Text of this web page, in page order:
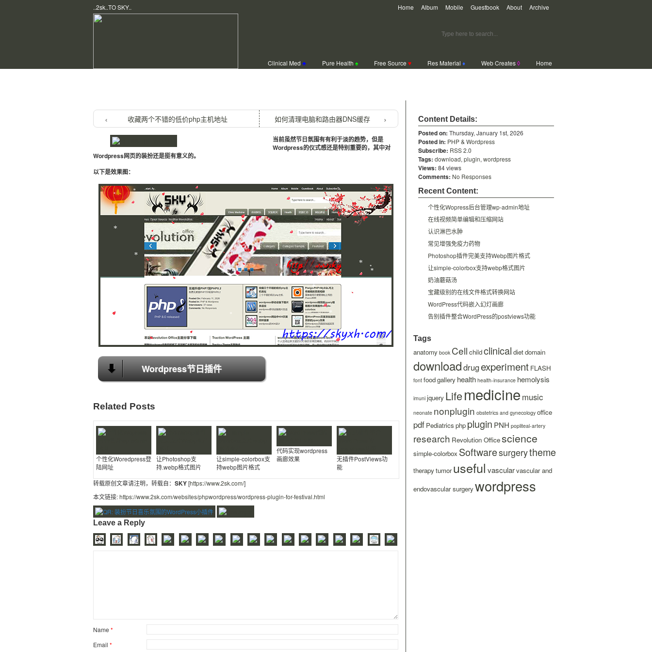
..2sk..TO SKY.. Home Album Mobile Guestbook About Archive
Clinical Med ♣ Pure Health ♠ Free Source ♥ Res Material ♦ Web Creates◊ Home
收藏两个不错的低价php主机地址 如何清理电脑和路由器DNS缓存
当前虽然节日氛围有有利于淡的趋势，但是
Wordpress的仪式感还是特别重要的，其中对
Wordpress网页的装扮还是挺有意义的。
以下是效果图：
Wordpress节日插件
Related Posts
个性化Woredpress登
陆网址
让Photoshop支
持.webp格式图片
让simple-colorbox支
持webp图片格式
代码实现wordpress
画廊效果
无插件PostViews功
能
转载原创文章请注明，转载自： SKY[https://www.2sk.com/]
本文链接:https://www.2sk.com/websites/phpwordpress/wordpress-plugin-for-festival.html
Leave a Reply
Name *
Email *
Content Details:
Posted on: Thursday, January 1st, 2026
Posted in: PHP & Wordpress
Subscribe: RSS 2.0
Tags: download, plugin, wordpress
Views: 84 views
Comments: No Responses
Recent Content:
个性化Wopress后台管理wp-admin地址
在线视频简单编辑和压缩网站
认识淋巴水肿
常见增强免疫力药物
Photoshop插件完美支持Webp图片格式
让simple-colorbox支持webp格式图片
奶油蘑菇汤
宝藏级别的在线文件格式转换网站
WordPress代码嵌入幻灯画廊
告别插件整合WordPress的postviews功能
Tags
anatomy book Cell childclinical dietdomain
downloaddrugexperiment FLASH
font foodgallery health health-insurance hemolysis
imuni jquery Lifemedicine music
neonate nonplugin obstetrics and gynecology office
pdf Pediatrics php plugin PNH popliteal-artery
research Revolution Officescience
simple-colorbox Softwaresurgerytheme
therapytumor useful vascularvascular and
endovascular surgerywordpress